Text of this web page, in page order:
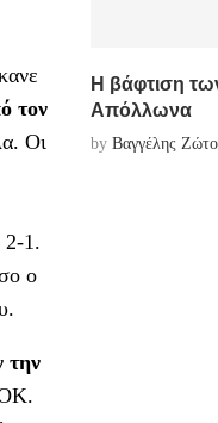
τον
Οι
2-1.
ο
την
Η βάφτιση
Απόλλωνα
by Βαγγέλης